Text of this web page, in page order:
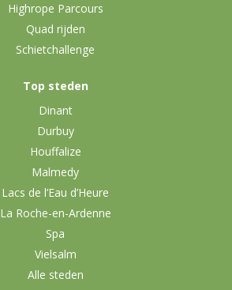
Highrope Parcours
Quad rijden
Schietchallenge
Top steden
Dinant
Durbuy
Houffalize
Malmedy
Lacs de l’Eau d’Heure
La Roche-en-Ardenne
Spa
Vielsalm
Alle steden